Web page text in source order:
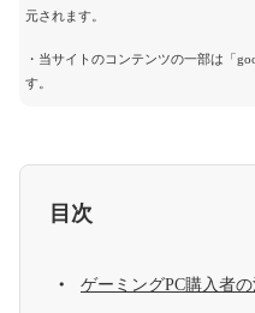
元されます。
・当サイトのコンテンツの一部は「
す。
目次
ゲーミングPC購入者